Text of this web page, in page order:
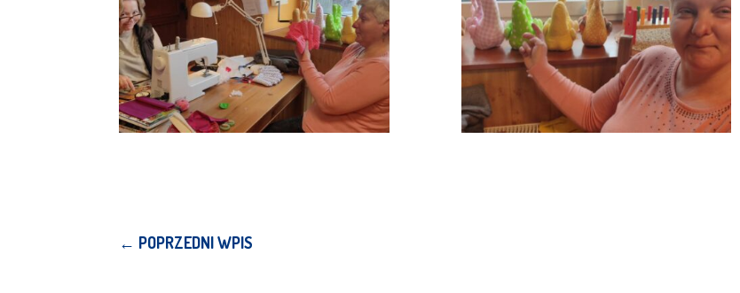
← POPRZEDNI WPIS